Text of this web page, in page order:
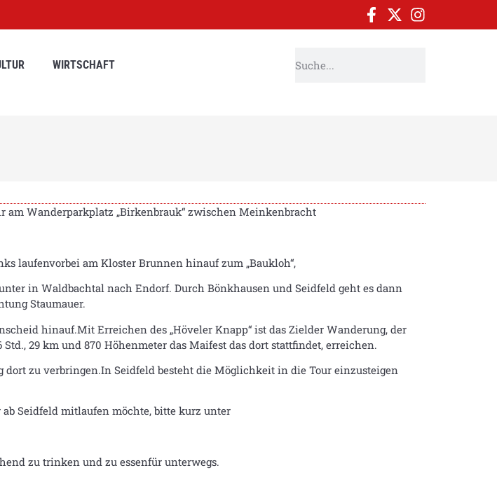
WIRTSCHAFT
am Wanderparkplatz „Birkenbrauk“ zwischen Meinkenbracht
laufenvorbei am Kloster Brunnen hinauf zum „Baukloh“,
in Waldbachtal nach Endorf. Durch Bönkhausen und Seidfeld geht es dann
Staumauer.
hinauf.Mit Erreichen des „Höveler Knapp“ ist das Zielder Wanderung, der
29 km und 870 Höhenmeter das Maifest das dort stattfindet, erreichen.
zu verbringen.In Seidfeld besteht die Möglichkeit in die Tour einzusteigen
Seidfeld mitlaufen möchte, bitte kurz unter
zu trinken und zu essenfür unterwegs.